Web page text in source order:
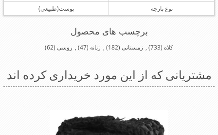
نوع پارچه
پوست(طبیعی)
برچسب های محصول
کلاه (733)
, زمستانی (182)
, زنانه (47)
, روسی (62)
مشتریانی که از این مورد خریداری کرده اند